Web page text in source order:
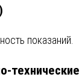
показаний.
технические